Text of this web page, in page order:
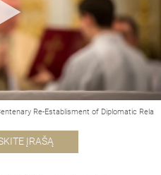
Re-Establisment of Diplomatic
ĮRAŠĄ